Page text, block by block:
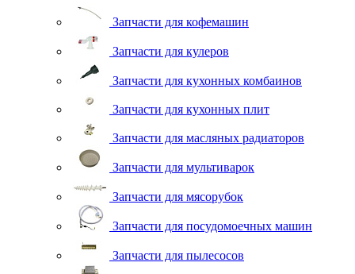
Запчасти для кофемашин
Запчасти для кулеров
Запчасти для кухонных комбаинов
Запчасти для кухонных плит
Запчасти для масляных радиаторов
Запчасти для мультиварок
Запчасти для мясорубок
Запчасти для посудомоечных машин
Запчасти для пылесосов